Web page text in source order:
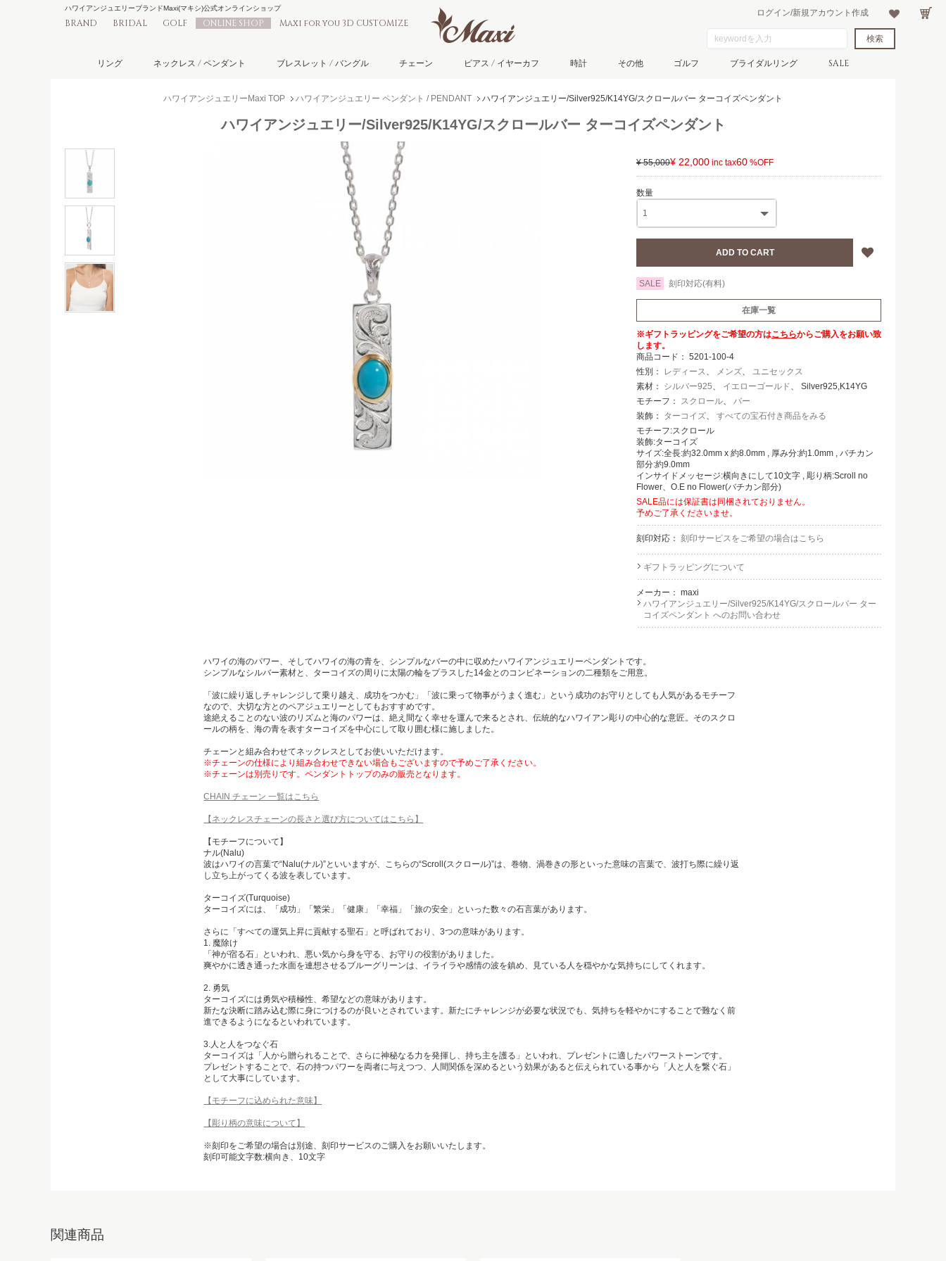
BRAND BRIDAL GOLF ONLINE SHOP Maxi for you 3D CUSTOMIZE
ハワイアンジュエリーブランドMaxi(マキシ)公式オンラインショップ
リング ネックレス / ペンダント ブレスレット / バングル チェーン ピアス / イヤーカフ 時計 その他 ゴルフ ブライダルリング SALE
ハワイアンジュエリーMaxi TOP ハワイアンジュエリー ペンダント / PENDANT ハワイアンジュエリー/Silver925/K14YG/スクロールバー ターコイズペンダント
ハワイアンジュエリー/Silver925/K14YG/スクロールバー ターコイズペンダント
¥ 55,000¥ 22,000 60
SALE 刻印対応(有料)
在庫一覧
※ギフトラッピングをご希望の方はこちらからご購入をお願い致
します。
商品コード： 5201-100-4
性別：
レディース、 メンズ、 ユニセックス
素材： シルバー925、 イエローゴールド、 Silver925,K14YG
モチーフ： スクロール、 バー
装飾： ターコイズ、 すべての宝石付き商品をみる
モチーフ:スクロール
装飾:ターコイズ
サイズ:全長:約32.0mm x 約8.0mm , 厚み分:約1.0mm , バチカン
部分:約9.0mm
インサイドメッセージ:横向きにして10文字 , 彫り柄:Scroll no
Flower、O.E no Flower(バチカン部分)
SALE品には保証書は同梱されておりません。
予めご了承くださいませ。
刻印対応： 刻印サービスをご希望の場合はこちら
ギフトラッピングについて
メーカー： maxi
ハワイアンジュエリー/Silver925/K14YG/スクロールバー ター
コイズペンダント へのお問い合わせ
ハワイの海のパワー、そしてハワイの海の青を、シンプルなバーの中に収めたハワイアンジュエリーペンダントです。
シンプルなシルバー素材と、ターコイズの周りに太陽の輪をプラスした14金とのコンビネーションの二種類をご用意。
「波に繰り返しチャレンジして乗り越え、成功をつかむ」「波に乗って物事がうまく進む」という成功のお守りとしても人気があるモチーフ
なので、大切な方とのペアジュエリーとしてもおすすめです。
途絶えることのない波のリズムと海のパワーは、絶え間なく幸せを運んで来るとされ、伝統的なハワイアン彫りの中心的な意匠。そのスクロ
ールの柄を、海の青を表すターコイズを中心にして取り囲む様に施しました。
チェーンと組み合わせてネックレスとしてお使いいただけます。
※チェーンの仕様により組み合わせできない場合もございますので予めご了承ください。
※チェーンは別売りです。ペンダントトップのみの販売となります。
CHAIN チェーン 一覧はこちら
【ネックレスチェーンの長さと選び方についてはこちら】
【モチーフについて】
ナル(Nalu)
波はハワイの言葉で“Nalu(ナル)”といいますが、こちらの“Scroll(スクロール)”は、巻物、渦巻きの形といった意味の言葉で、波打ち際に繰り返
し立ち上がってくる波を表しています。
ターコイズ(Turquoise)
ターコイズには、「成功」「繁栄」「健康」「幸福」「旅の安全」といった数々の石言葉があります。
さらに「すべての運気上昇に貢献する聖石」と呼ばれており、3つの意味があります。
1. 魔除け
「神が宿る石」といわれ、悪い気から身を守る、お守りの役割がありました。
爽やかに透き通った水面を連想させるブルーグリーンは、イライラや感情の波を鎮め、見ている人を穏やかな気持ちにしてくれます。
2. 勇気
ターコイズには勇気や積極性、希望などの意味があります。
新たな決断に踏み込む際に身につけるのが良いとされています。新たにチャレンジが必要な状況でも、気持ちを軽やかにすることで難なく前
進できるようになるといわれています。
3.人と人をつなぐ石
ターコイズは「人から贈られることで、さらに神秘なる力を発揮し、持ち主を護る」といわれ、プレゼントに適したパワーストーンです。
プレゼントすることで、石の持つパワーを両者に与えつつ、人間関係を深めるという効果があると伝えられている事から「人と人を繋ぐ石」
として大事にしています。
【モチーフに込められた意味】
【彫り柄の意味について】
※刻印をご希望の場合は別途、刻印サービスのご購入をお願いいたします。
刻印可能文字数:横向き、10文字
関連商品
ログイン/新規アカウント作成